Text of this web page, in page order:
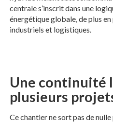
centrale s’inscrit dans une
énergétique globale, de plus
industriels et logistiques.
Une continuité
plusieurs
Ce chantier ne sort pas de